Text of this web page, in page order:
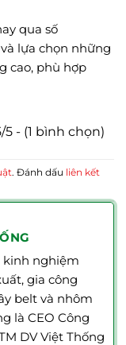
qua số
lựa chọn những
cao, phù hợp
5 - (1 bình chọn)
. Đánh dấu liên kết
kinh nghiệm
gia công
belt và nhôm
là CEO Công
DV Việt Thống